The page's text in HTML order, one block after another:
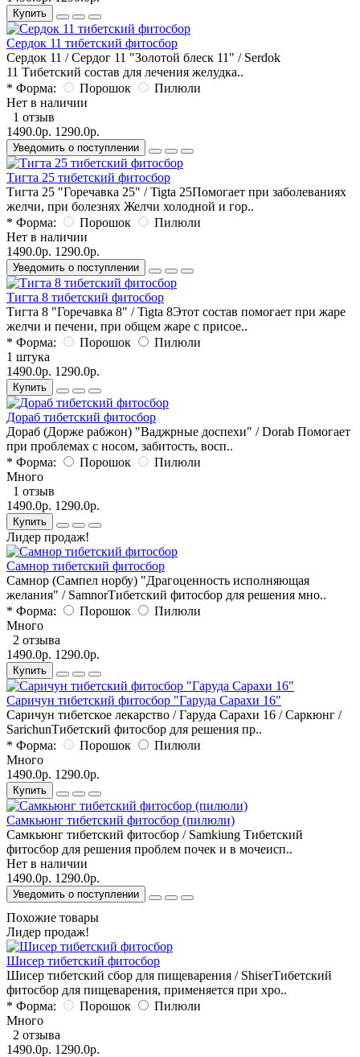
Купить
Сердок 11 тибетский фитосбор
Сердок 11 / Сердог 11 "Золотой блеск 11" / Serdok
11 Тибетский состав для лечения желудка..
* Форма:
Порошок
Пилюли
Нет в наличии
1 отзыв
1490.0р. 1290.0р.
Уведомить о поступлении
Тигта 25 тибетский фитосбор
Тигта 25 "Горечавка 25" / Tigta 25Помогает при заболеваниях
желчи, при болезнях Желчи холодной и гор..
* Форма:
Порошок
Пилюли
Нет в наличии
1490.0р. 1290.0р.
Уведомить о поступлении
Тигта 8 тибетский фитосбор
Тигта 8 "Горечавка 8" / Tigta 8Этот состав помогает при жаре
желчи и печени, при общем жаре с присое..
* Форма:
Порошок
Пилюли
1 штука
1490.0р. 1290.0р.
Купить
Дораб тибетский фитосбор
Дораб (Дорже рабжон) "Ваджрные доспехи" / Dorab Помогает
при проблемах с носом, забитость, восп..
* Форма:
Порошок
Пилюли
Много
1 отзыв
1490.0р. 1290.0р.
Купить
Лидер продаж!
Самнор тибетский фитосбор
Самнор (Сампел норбу) "Драгоценность исполняющая
желания" / SamnorТибетский фитосбор для решения мно..
* Форма:
Порошок
Пилюли
Много
2 отзыва
1490.0р. 1290.0р.
Купить
Саричун тибетский фитосбор "Гаруда Сарахи 16"
Саричун тибетское лекарство / Гаруда Сарахи 16 / Cаркюнг /
SarichunТибетский фитосбор для решения пр..
* Форма:
Порошок
Пилюли
Много
1490.0р. 1290.0р.
Купить
Самкьюнг тибетский фитосбор (пилюли)
Самкьюнг тибетский фитосбор / Samkiung Тибетский
фитосбор для решения проблем почек и в мочеисп..
Нет в наличии
1490.0р. 1290.0р.
Уведомить о поступлении
Похожие товары
Лидер продаж!
Шисер тибетский фитосбор
Шисер тибетский сбор для пищеварения / ShiserТибетский
фитосбор для пищеварения, применяется при хро..
* Форма:
Порошок
Пилюли
Много
2 отзыва
1490.0р. 1290.0р.